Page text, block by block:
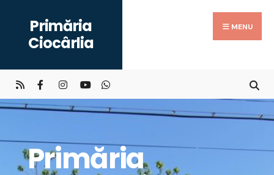
Primăria
Ciocârlia
MENU
Primăria